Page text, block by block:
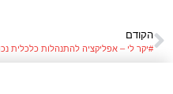
הקודם
#יקר לי – אפליקציה להתנהלות כלכלית